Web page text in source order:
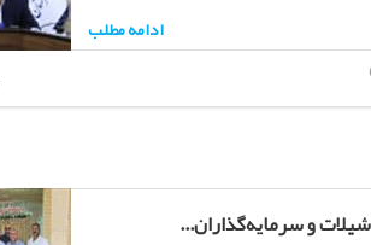
ادامه مطلب
و سرمایه‌گذاران...